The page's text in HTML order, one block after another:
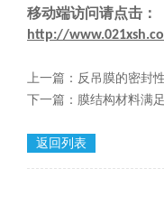
移动端访问请点击 ：
http://
上一篇： 反吊膜的密封
下一篇： 膜结构材料满
返回列表